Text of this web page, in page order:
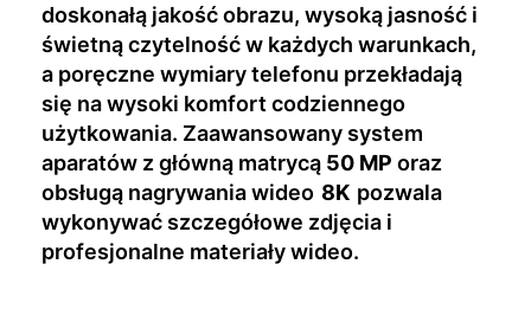
doskonałą jakość obrazu, wysoką jasność i
świetną czytelność w każdych warunkach,
a poręczne wymiary telefonu przekładają
się na wysoki komfort codziennego
użytkowania. Zaawansowany system
aparatów z główną matrycą 50 MP oraz
obsługą nagrywania wideo 8K pozwala
wykonywać szczegółowe zdjęcia i
profesjonalne materiały wideo.